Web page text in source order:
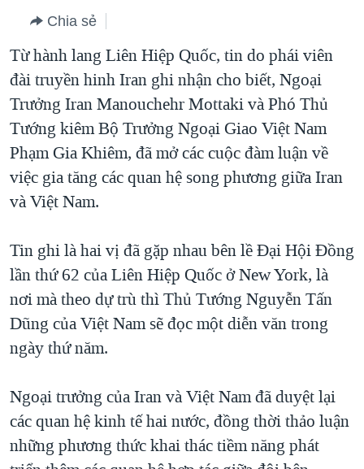
chính
điều
hướng
chính
Đi
tới
"Tìm"
BLOG
DIỄN ĐÀN
MỤC
TỰ DO BÁO CHÍ
VẠCH TRẦN TIN GIẢ
NGƯỜI VIỆT HẢI NGOẠI
ĐỜI SỐNG
KHOA HỌC
SỨC KHOẺ
VĂN HOÁ
THỂ THAO
CHUYÊN ĐỀ
CHIẾN TRANH THƯƠNG MẠI CỦA MỸ: QUÁ KHỨ VÀ HIỆN
HÀNH TRÌNH BẦU CỬ 2024
GIẢI MÃ VÀNH ĐAI & CON ĐƯỜNG
NGÀY TỊ NẠN THẾ GIỚI
TRỊNH VĨNH BÌNH - NGƯỜI HẠ 'BÊN THẮNG CUỘC'
GROUND ZERO – XƯA VÀ NAY
CÁC GIÁ TRỊ CỘNG HÒA Ở VIỆT NAM
THƯỢNG ĐỈNH TRUMP-KIM TẠI VIỆT NAM
TRỊNH VĨNH BÌNH VS. CHÍNH PHỦ VIỆT NAM
HỌC TIẾNG ANH
VIDEO
NGHE
MẠNG XÃ HỘI
Ngôn ngữ khác
Chia sẻ
Từ hành lang Liên Hiệp Quốc, tin do phái viên
đài truyền hinh Iran ghi nhận cho biết, Ngoại
Trưởng Iran Manouchehr Mottaki và Phó Thủ
Tướng kiêm Bộ Trưởng Ngoại Giao Việt Nam
Phạm Gia Khiêm, đã mở các cuộc đàm luận về
việc gia tăng các quan hệ song phương giữa Iran
và Việt Nam.
Tin ghi là hai vị đã gặp nhau bên lề Đại Hội Đồng
lần thứ 62 của Liên Hiệp Quốc ở New York, là
nơi mà theo dự trù thì Thủ Tướng Nguyễn Tấn
Dũng của Việt Nam sẽ đọc một diễn văn trong
ngày thứ năm.
Ngoại trưởng của Iran và Việt Nam đã duyệt lại
các quan hệ kinh tế hai nước, đồng thời thảo luận
những phương thức khai thác tiềm năng phát